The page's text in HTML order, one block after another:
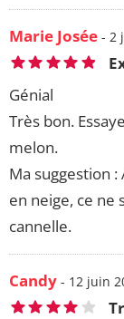
Marie Josée - 2
Génial
Très bon.
melon.
Ma suggestion
en neige, ce ne
cannelle.
Candy - 12 juin